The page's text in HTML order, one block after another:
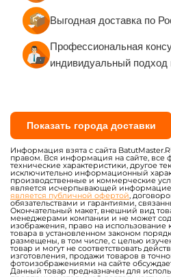
Выгодная доставка по
Профессиональная
индивидуальный подход
Показать города доставки
Информация взята с сайта
правом. Вся информация на сайте, все
технические характеристики, другое
исключительно информационный
производственные и коммерческие
является исчерпывающей
является публичной офертой,
обязательствами и гарантиями,
Окончательный макет, внешний вид
менеджерами компании и не может
изображения, право на
товара в установленном законом
размещены, в том числе, с целью
товар и могут не соответствовать
изготовления, продажи товаров в
фотоизображениями на сайте
Данный товар предназначен для